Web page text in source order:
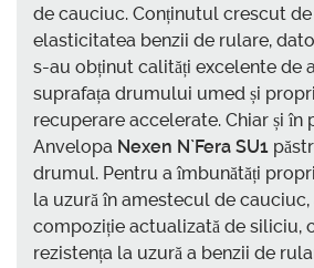
de cauciuc. Conținutul crescut
elasticitatea benzii de rulare,
s-au obținut calități excelente de
suprafața drumului umed și
recuperare accelerate. Chiar și în
Anvelopa Nexen N`Fera SU1
drumul. Pentru a îmbunătăți
la uzură în amestecul de
compoziție actualizată de siliciu,
rezistența la uzură a benzii de